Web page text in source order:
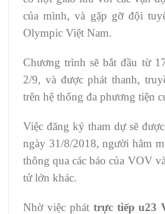
của mình, và gặp gỡ đội
Olympic Việt Nam.
Chương trình sẽ bắt đầu từ
2/9, và được phát thanh,
trên hệ thống đa phương tiện
Việc đăng ký tham dự sẽ
ngày 31/8/2018, người hâm
thông qua các báo của VOV
tử lớn khác.
Nhờ việc phát trực tiếp u23